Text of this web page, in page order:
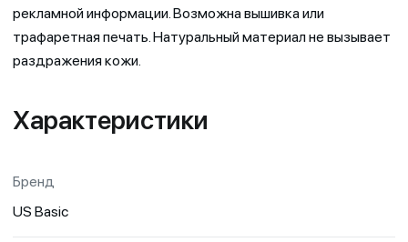
рекламной информации. Возможна вышивка или
трафаретная печать. Натуральный материал не вызывает
раздражения кожи.
Характеристики
Бренд
US Basic